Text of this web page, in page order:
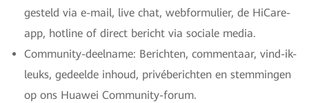
gesteld via e-mail, live chat, webformulier, de HiCare-
app, hotline of direct bericht via sociale media.
Community-deelname: Berichten, commentaar, vind-ik-
leuks, gedeelde inhoud, privéberichten en stemmingen
op ons Huawei Community-forum.